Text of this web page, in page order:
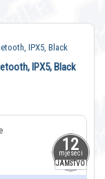
12
mjeseci
JAMSTVO
IPX5, Black